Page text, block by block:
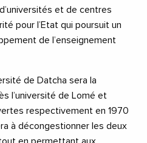
et de centres
pour l’Etat qui poursuit un
de l’enseignement
de Datcha sera la
l’université de Lomé et
respectivement en 1970
à décongestionner les deux
en permettant aux